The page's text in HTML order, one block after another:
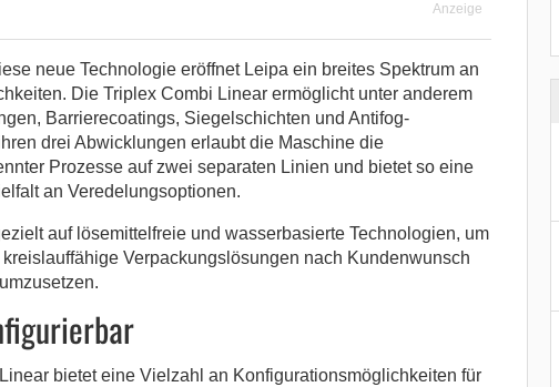
Anzeige
neue Technologie eröffnet Leipa ein breites Spektrum an
Die Triplex Combi Linear ermöglicht unter anderem
Barrierecoatings, Siegelschichten und Antifog-
drei Abwicklungen erlaubt die Maschine die
Prozesse auf zwei separaten Linien und bietet so eine
an Veredelungsoptionen.
auf lösemittelfreie und wasserbasierte Technologien, um
Verpackungslösungen nach Kundenwunsch
bietet eine Vielzahl an Konfigurationsmöglichkeiten für